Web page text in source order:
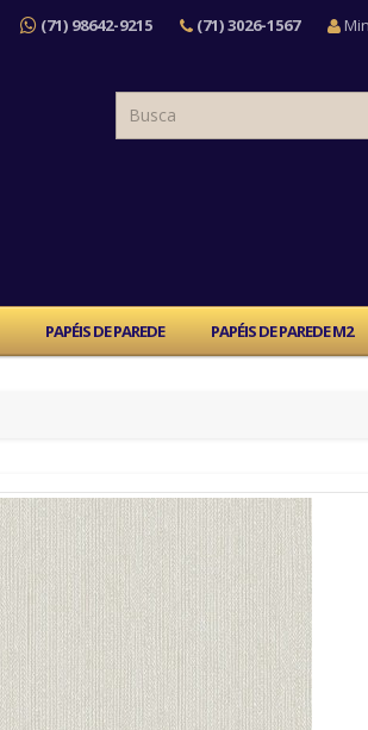
(71) 98642-9215 (71) 3026-1567
PAPÉIS DE PAREDE PAPÉIS DE PAREDE M2